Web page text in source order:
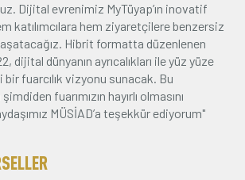
Dijital evrenimiz MyTüyap’ın inovatif
katılımcılara hem ziyaretçilere benzersiz
Hibrit formatta düzenlenen
dijital dünyanın ayrıcalıkları ile yüz yüze
fuarcılık vizyonu sunacak. Bu
fuarımızın hayırlı olmasını
MÜSİAD’a teşekkür ediyorum"